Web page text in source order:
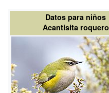
Datos para niños
Acantisita roquero